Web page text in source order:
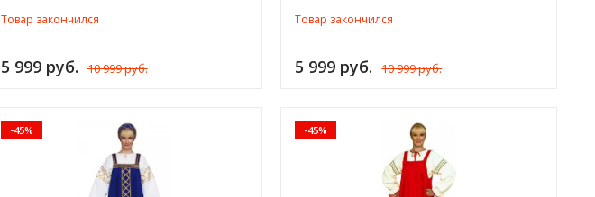
Товар закончился
5 999 руб. 10 999 руб.
Товар закончился
5 999 руб. 10 999 руб.
-45% -45%